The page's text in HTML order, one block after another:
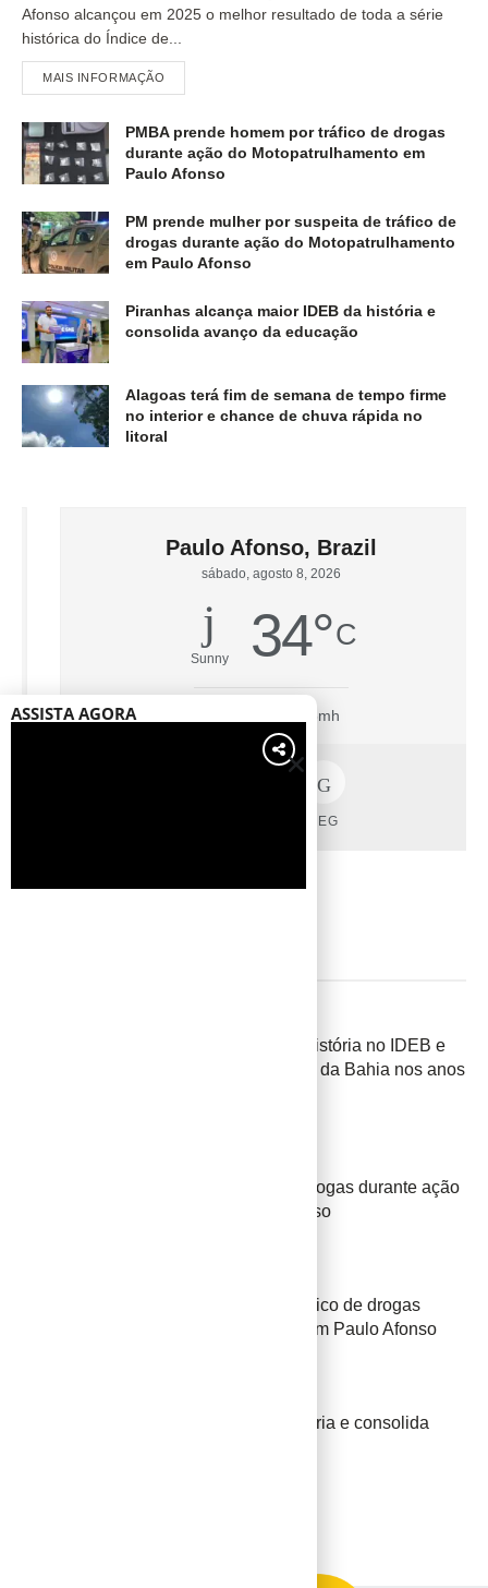
Afonso alcançou em 2025 o melhor resultado de toda a série
histórica do Índice de...
MAIS INFORMAÇÃO
PMBA prende homem por tráfico de drogas
durante ação do Motopatrulhamento em
Paulo Afonso
PM prende mulher por suspeita de tráfico de
drogas durante ação do Motopatrulhamento
em Paulo Afonso
Piranhas alcança maior IDEB da história e
consolida avanço da educação
Alagoas terá fim de semana de tempo firme
no interior e chance de chuva rápida no
litoral
Paulo Afonso, Brazil
sábado, agosto 8, 2026
Sunny 34°C
Paulo Afonso alcança maior nota da história no IDEB e
entra entre os 25 melhores municípios da Bahia nos anos
PMBA prende homem por tráfico de drogas durante ação
do Motopatrulhamento em Paulo Afonso
PM prende mulher por suspeita de tráfico de drogas
durante ação do Motopatrulhamento em Paulo Afonso
Piranhas alcança maior IDEB da história e consolida
ASSISTA AGORA